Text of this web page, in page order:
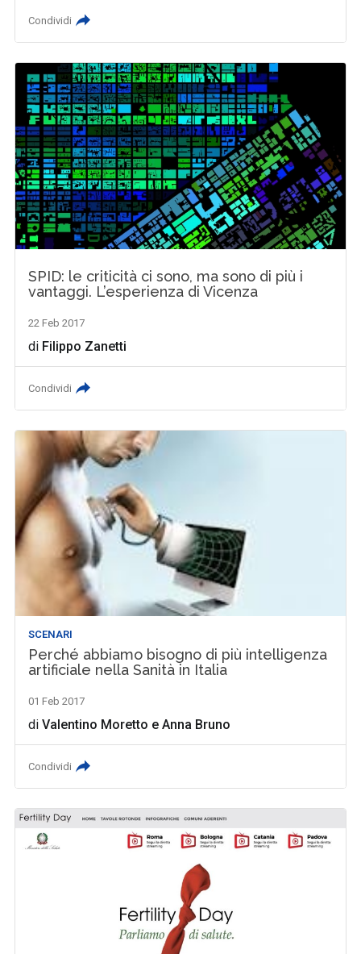
Condividi
SPID: le criticità ci sono, ma sono di più i
vantaggi. L’esperienza di Vicenza
22 Feb 2017
di Filippo Zanetti
Condividi
SCENARI
Perché abbiamo bisogno di più intelligenza
artificiale nella Sanità in Italia
01 Feb 2017
diValentino Moretto eAnna Bruno
Condividi